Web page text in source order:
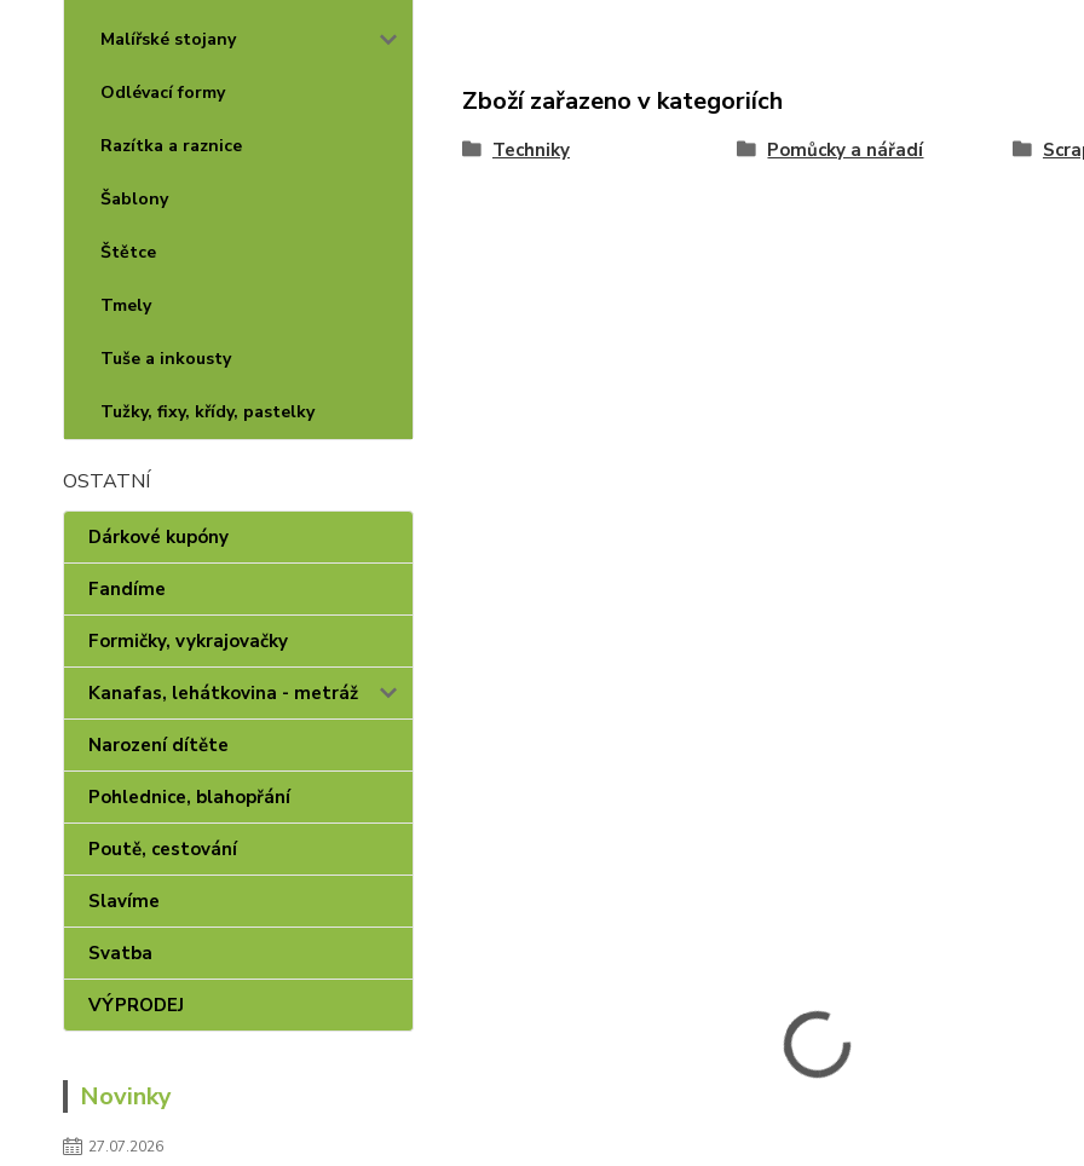
Malířské stojany
Odlévací formy
Razítka a raznice
Šablony
Štětce
Tmely
Tuše a inkousty
Tužky, fixy, křídy, pastelky
OSTATNÍ
Dárkové kupóny
Fandíme
Formičky, vykrajovačky
Kanafas, lehátkovina - metráž
Narození dítěte
Pohlednice, blahopřání
Poutě, cestování
Slavíme
Svatba
VÝPRODEJ
Novinky
27.07.2026
Zboží zařazeno v kategoriích
Techniky Pomůcky a nářadí